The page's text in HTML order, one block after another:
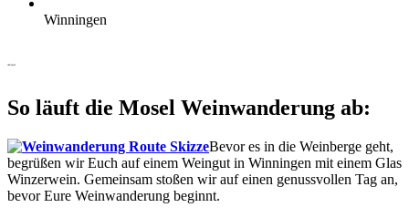
Winningen
Ablauf
So läuft die Mosel Weinwanderung ab:
Bevor es in die Weinberge geht,
begrüßen wir Euch auf einem Weingut in Winningen mit einem Glas
Winzerwein. Gemeinsam stoßen wir auf einen genussvollen Tag an,
bevor Eure Weinwanderung beginnt.